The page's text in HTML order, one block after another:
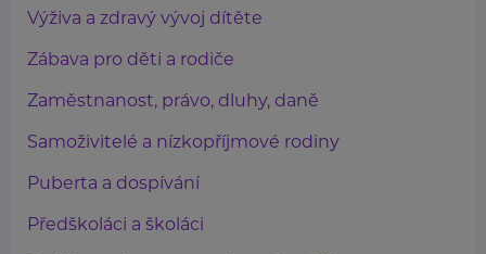
Výživa a zdravý vývoj dítěte
Zábava pro děti a rodiče
Zaměstnanost, právo, dluhy, daně
Samoživitelé a nízkopříjmové rodiny
Puberta a dospívání
Předškoláci a školáci